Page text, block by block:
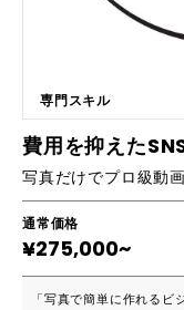
専門スキル
通常価格
¥275,000~
「写真で簡単に作れる